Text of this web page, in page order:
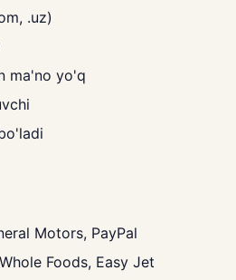
.uz)
ma'no yo'q
Motors, PayPal
Foods, Easy Jet